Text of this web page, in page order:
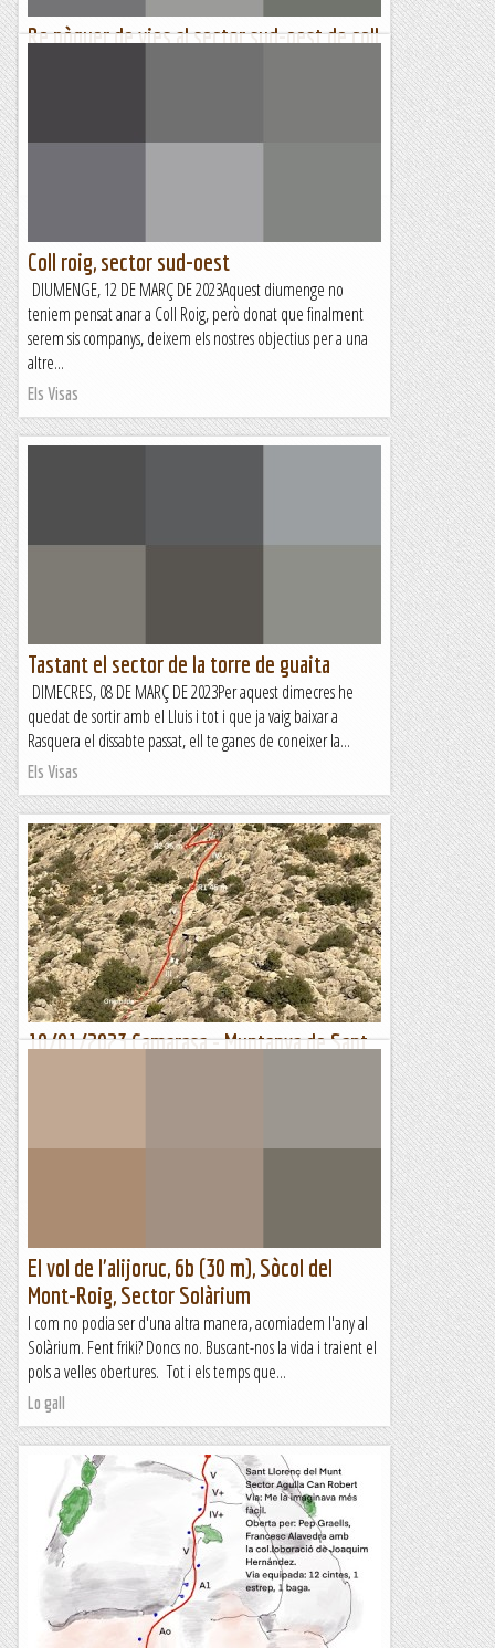
Re pòquer de vies al sector sud-oest de coll
quilometres al Lluis, però el dilluns arriba la proposta del...
Coll roig, sector sud-oest
DIUMENGE, 12 DE MARÇ DE 2023Aquest diumenge no
teniem pensat anar a Coll Roig, però donat que finalment
serem sis companys, deixem els nostres objectius per a una
altre...
Els Visas
Tastant el sector de la torre de guaita
DIMECRES, 08 DE MARÇ DE 2023Per aquest dimecres he
quedat de sortir amb el Lluis i tot i que ja vaig baixar a
Rasquera el dissabte passat, ell te ganes de coneixer la...
Els Visas
10/01/2023 Camarasa - Muntanya de Sant
cordades ja anem a fer la via. Aquest dimarts ens vàrem...
El vol de l'alijoruc, 6b (30 m), Sòcol del
Mont-Roig, Sector Solàrium
I com no podia ser d'una altra manera, acomiadem l'any al
Solàrium. Fent friki? Doncs no. Buscant-nos la vida i traient el
pols a velles obertures. Tot i els temps que...
Lo gall